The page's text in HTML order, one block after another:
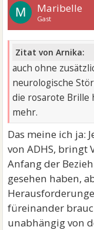
M Maribelle
Gast
Zitat von Arnika:
auch ohne
neurologische
die rosarote Brille
mehr.
Das meine ich ja:
von ADHS, bringt
Anfang der
gesehen haben,
füreinander
unabhängig von